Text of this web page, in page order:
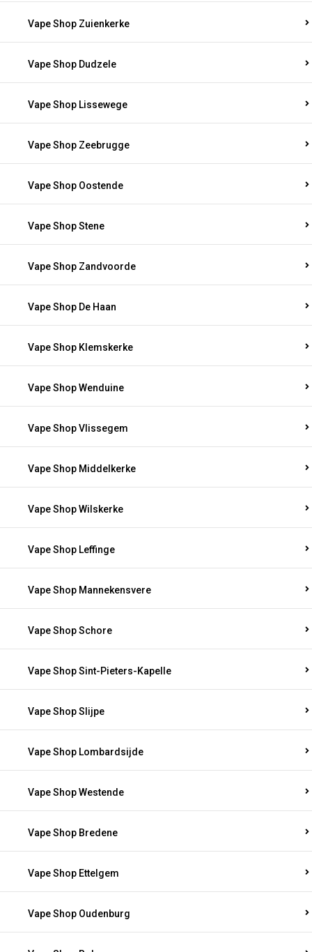
Vape Shop Zuienkerke
Vape Shop Dudzele
Vape Shop Lissewege
Vape Shop Zeebrugge
Vape Shop Oostende
Vape Shop Stene
Vape Shop Zandvoorde
Vape Shop De Haan
Vape Shop Klemskerke
Vape Shop Wenduine
Vape Shop Vlissegem
Vape Shop Middelkerke
Vape Shop Wilskerke
Vape Shop Leffinge
Vape Shop Mannekensvere
Vape Shop Schore
Vape Shop Sint-Pieters-Kapelle
Vape Shop Slijpe
Vape Shop Lombardsijde
Vape Shop Westende
Vape Shop Bredene
Vape Shop Ettelgem
Vape Shop Oudenburg